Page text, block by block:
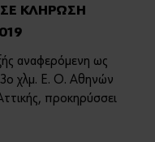
ΚΛΗΡΩΣΗ
αναφερόμενη ως
χλμ. Ε. Ο. Αθηνών
προκηρύσσει